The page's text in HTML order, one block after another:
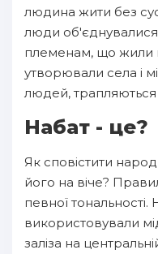
людина жити без
люди
племенам, що жили
утворювали села і
людей, трапляються
Набат - це?
Як сповістити
його на віче?
певної тональності.
використовували
заліза на